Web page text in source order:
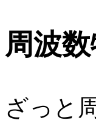
周波
ざっと